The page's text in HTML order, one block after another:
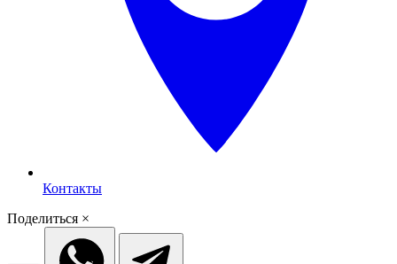
Контакты
Поделиться ×